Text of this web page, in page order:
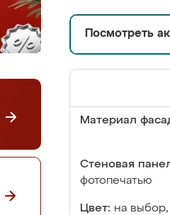
Посмотреть
Материал
Стеновая
фотопечатью
Цвет: на